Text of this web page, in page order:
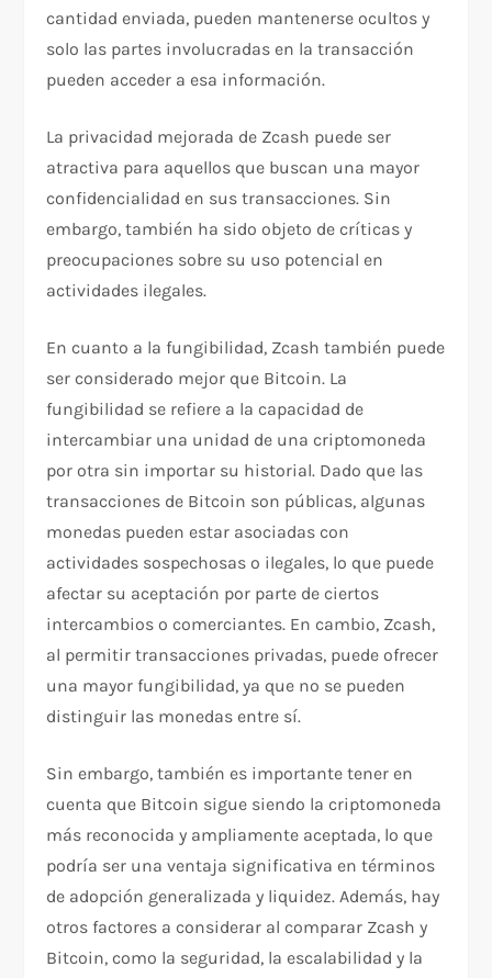
cantidad enviada, pueden mantenerse ocultos y
solo las partes involucradas en la transacción
pueden acceder a esa información.
La privacidad mejorada de Zcash puede ser
atractiva para aquellos que buscan una mayor
confidencialidad en sus transacciones. Sin
embargo, también ha sido objeto de críticas y
preocupaciones sobre su uso potencial en
actividades ilegales.
En cuanto a la fungibilidad, Zcash también puede
ser considerado mejor que Bitcoin. La
fungibilidad se refiere a la capacidad de
intercambiar una unidad de una criptomoneda
por otra sin importar su historial. Dado que las
transacciones de Bitcoin son públicas, algunas
monedas pueden estar asociadas con
actividades sospechosas o ilegales, lo que puede
afectar su aceptación por parte de ciertos
intercambios o comerciantes. En cambio, Zcash,
al permitir transacciones privadas, puede ofrecer
una mayor fungibilidad, ya que no se pueden
distinguir las monedas entre sí.
Sin embargo, también es importante tener en
cuenta que Bitcoin sigue siendo la criptomoneda
más reconocida y ampliamente aceptada, lo que
podría ser una ventaja significativa en términos
de adopción generalizada y liquidez. Además, hay
otros factores a considerar al comparar Zcash y
Bitcoin, como la seguridad, la escalabilidad y la